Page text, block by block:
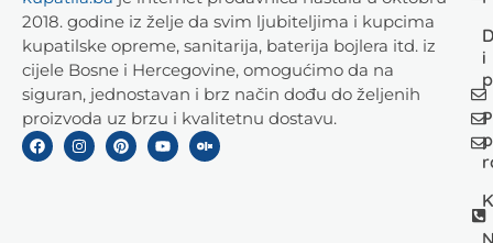
2018. godine iz želje da svim ljubiteljima i kupcima
kupatilske opreme, sanitarija, baterija bojlera itd. iz
cijele Bosne i Hercegovine, omogućimo da na
siguran, jednostavan i brz način dođu do željenih
proizvoda uz brzu i kvalitetnu dostavu.
i